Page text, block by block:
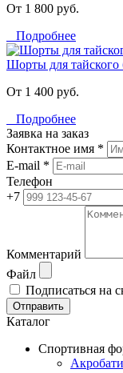
От 1 800 руб.
Подробнее
Шорты для тайского
От 1 400 руб.
Подробнее
Заявка на заказ
Контактное имя *
E-mail *
Телефон
+7
Комментарий
Файл
Подписаться на
Отправить
Каталог
Спортивная